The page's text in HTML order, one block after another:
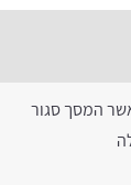
המסך סגור